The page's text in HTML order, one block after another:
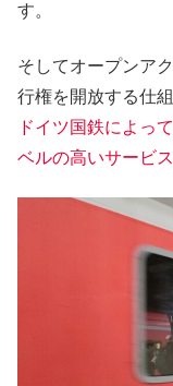
す。
そしてオープンア
行権を開放する仕
ドイツ国鉄によっ
ベルの高いサービ